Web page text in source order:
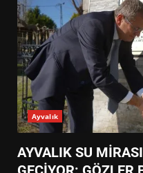
Ayvalık
AYVALIK SU